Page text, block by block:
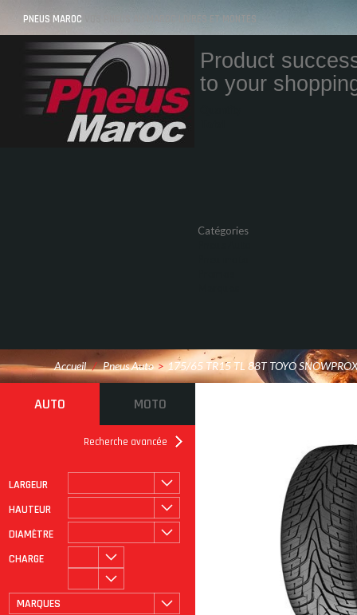
PNEUS MAROC VOS PNEUS AU MAROC LIVRÉS ET MONTÉS
Product
to your
Catégories
Accueil / Pneus Auto > 175/65 TR15 TL 88T TOYO
AUTO MOTO
Recherche avancée
LARGEUR
HAUTEUR
DIAMÈTRE
CHARGE
MARQUES
ROULAGE À PLAT